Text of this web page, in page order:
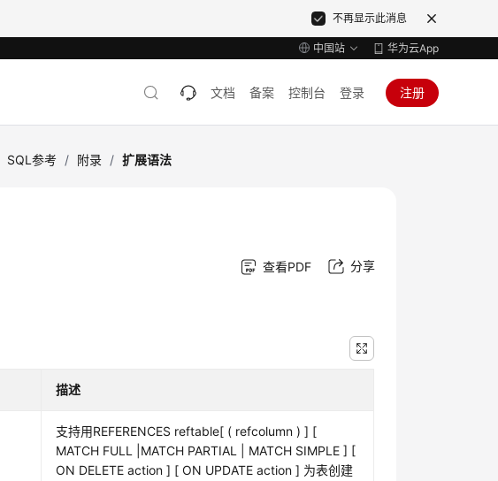
不再显示此消息
中国站 华为云App
文档 备案 控制台 登录 注册
SQL参考 / 附录 / 扩展语法
查看PDF 分享
描述
支持用REFERENCES reftable[ ( refcolumn ) ] [
MATCH FULL |MATCH PARTIAL | MATCH SIMPLE ] [
ON DELETE action ] [ ON UPDATE action ] 为表创建